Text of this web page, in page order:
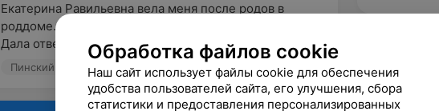
Екатерина Равильевна вела меня после родов в
роддоме. Очень грамотный специалист своего дела.
Дала ответы на все вопросы...
Пинский межрайонный родильный дом, ул. Карасева, 1
Обработка файлов cookie
Наш сайт использует файлы cookie для обеспечения
удобства пользователей сайта, его улучшения, сбора
статистики и предоставления персонализированных